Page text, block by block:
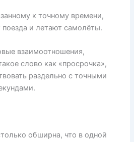
к точному времени,
поезда и летают самолёты.
взаимоотношения,
слово как «просрочка»,
раздельно с точными
обширна, что в одной